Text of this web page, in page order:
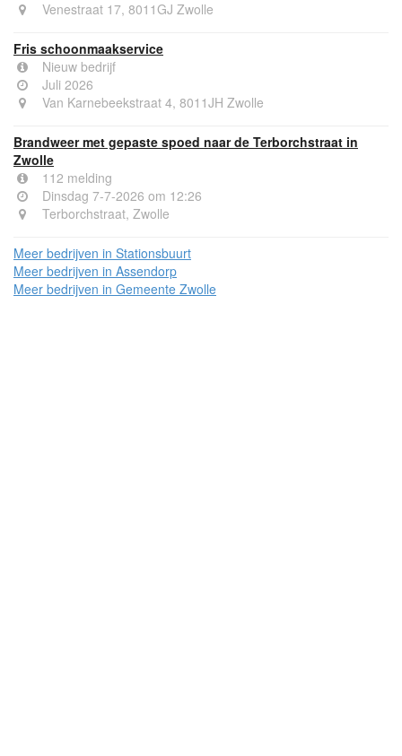
Venestraat 17, 8011GJ Zwolle
Fris schoonmaakservice
Nieuw bedrijf
Juli 2026
Van Karnebeekstraat 4, 8011JH Zwolle
Brandweer met gepaste spoed naar de Terborchstraat in
Zwolle
112 melding
Dinsdag 7-7-2026 om 12:26
Terborchstraat, Zwolle
Meer bedrijven in Stationsbuurt
Meer bedrijven in Assendorp
Meer bedrijven in Gemeente Zwolle